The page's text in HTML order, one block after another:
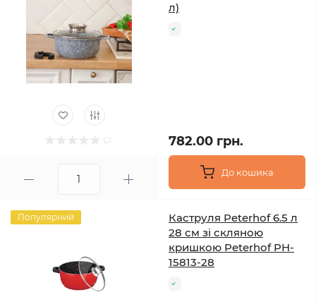
л)
782.00 грн.
До кошика
Популярний
Каструля Peterhof 6.5 л
28 см зі скляною
кришкою Peterhof PH-
15813-28